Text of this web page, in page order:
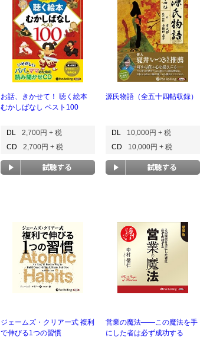
お話、きかせて！ 聴く絵本
むかしばなし ベスト100
DL
2,700円 + 税
CD
2,700円 + 税
源氏物語（全五十四帖収録）
DL
10,000円 + 税
CD
10,000円 + 税
ジェームズ・クリアー式 複利
で伸びる1つの習慣
営業の魔法――この魔法を手
にした者は必ず成功する